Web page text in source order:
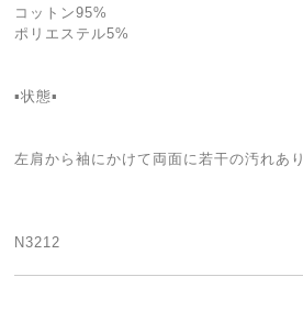
コットン95%
ポリエステル5%
▪状態▪
左肩から袖にかけて両面に若干の汚れあり
N3212